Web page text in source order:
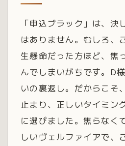
「申込ブラック」は、決
はありません。むしろ、
生懸命だった方ほど、焦
んでしまいがちです。D
いの裏返し。だからこそ
止まり、正しいタイミン
に選びました。焦らなく
しいヴェルファイアで、